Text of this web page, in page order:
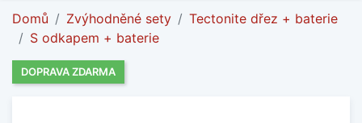
Domů Zvýhodněné sety
Tectonite dřez + baterie
S odkapem + baterie
DOPRAVA ZDARMA